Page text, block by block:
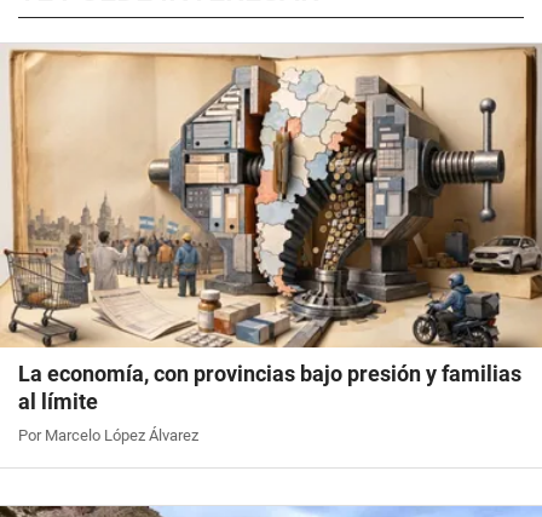
La economía, con provincias bajo presión y familias
al límite
Por Marcelo López Álvarez